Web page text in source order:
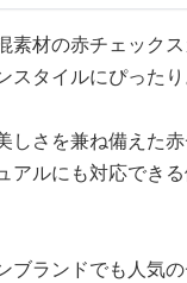
素材の赤チェック
タイルにぴったり
しさを兼ね備えた
アルにも対応でき
ブランドでも人気